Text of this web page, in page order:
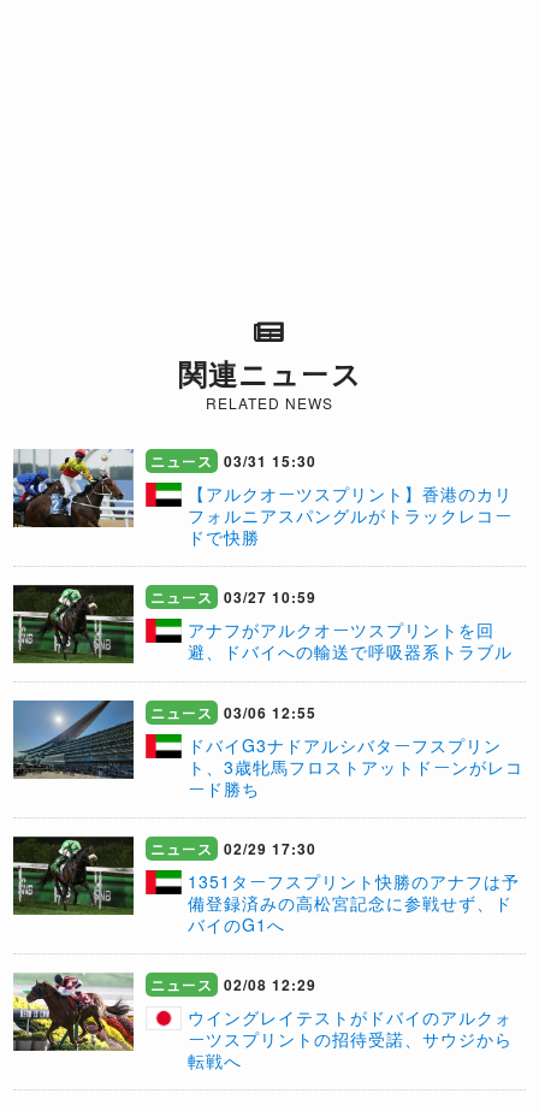
関連ニュース
RELATED NEWS
ニュース 03/31 15:30
【アルクオーツスプリント】香港のカリ
フォルニアスパングルがトラックレコー
ドで快勝
ニュース 03/27 10:59
アナフがアルクオーツスプリントを回
避、ドバイへの輸送で呼吸器系トラブル
ニュース 03/06 12:55
ドバイG3ナドアルシバターフスプリン
ト、3歳牝馬フロストアットドーンがレコ
ード勝ち
ニュース 02/29 17:30
1351ターフスプリント快勝のアナフは予
備登録済みの高松宮記念に参戦せず、ド
バイのG1へ
ニュース 02/08 12:29
ウイングレイテストがドバイのアルクォ
ーツスプリントの招待受諾、サウジから
転戦へ